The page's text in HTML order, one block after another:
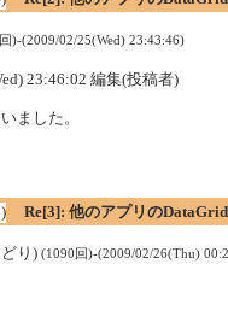
)-(2009/02/25(Wed) 23:43:46)
23:46:02 編集(投稿者)
ました。
Re[3]: 他のアプリの
り) (1090回)-(2009/02/26(Thu)